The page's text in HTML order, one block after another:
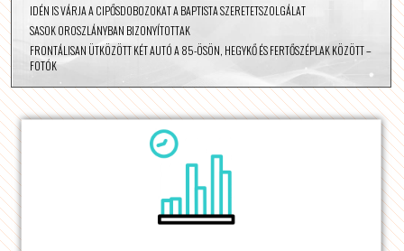
IDÉN IS VÁRJA A CIPŐSDOBOZOKAT A BAPTISTA SZERETETSZOLGÁLAT
SASOK OROSZLÁNYBAN BIZONYÍTOTTAK
FRONTÁLISAN ÜTKÖZÖTT KÉT AUTÓ A 85-ÖSÖN, HEGYKŐ ÉS FERTŐSZÉPLAK KÖZÖTT –
FOTÓK